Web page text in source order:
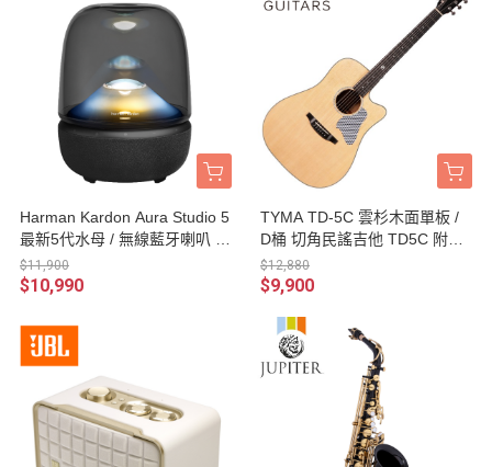
Harman Kardon Aura Studio 5
最新5代水母 / 無線藍牙喇叭 台
灣公司貨
$11,900
$10,990
TYMA TD-5C 雲杉木面單板 /
D桶 切角民謠吉他 TD5C 附贈
原廠琴袋
$12,880
$9,900